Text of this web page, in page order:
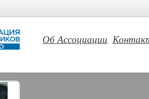
Об Ассоциации